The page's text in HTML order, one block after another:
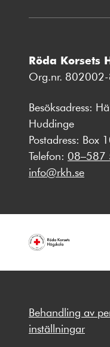
Röda Korsets
Org.nr.
Besöksadress:
Huddinge
Postadress:
Telefon: 08–587
info@rkh.se
Behandling av
inställningar